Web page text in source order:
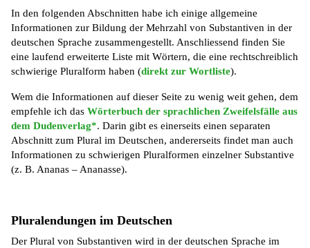
In den folgenden Abschnitten habe ich einige allgemeine
Informationen zur Bildung der Mehrzahl von Substantiven in der
deutschen Sprache zusammengestellt. Anschliessend finden Sie
eine laufend erweiterte Liste mit Wörtern, die eine rechtschreiblich
schwierige Pluralform haben (direkt zur Wortliste).
Wem die Informationen auf dieser Seite zu wenig weit gehen, dem
empfehle ich dasWörterbuch der sprachlichen Zweifelsfälle aus
dem Dudenverlag*. Darin gibt es einerseits einen separaten
Abschnitt zum Plural im Deutschen, andererseits findet man auch
Informationen zu schwierigen Pluralformen einzelner Substantive
(z. B. Ananas – Ananasse).
Pluralendungen im Deutschen
Der Plural von Substantiven wird in der deutschen Sprache im